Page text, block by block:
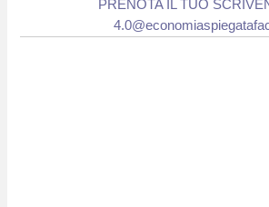
PRENOTA IL TUO